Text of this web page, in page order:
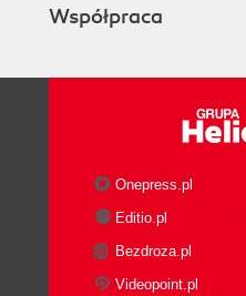
Współpraca
Onepress.pl
Editio.pl
Bezdroza.pl
Videopoint.pl